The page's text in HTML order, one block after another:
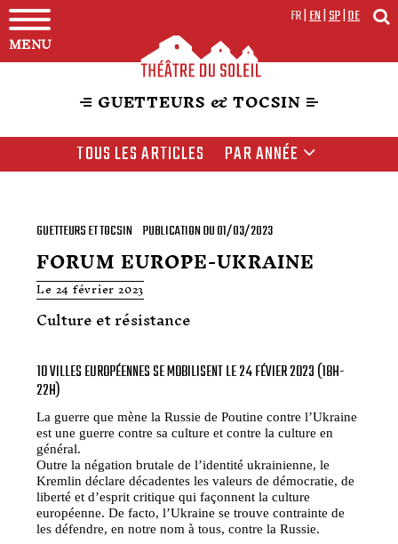
MENU
FR|EN|SP|DE
GUETTEURS & TOCSIN
TOUS LES ARTICLES PAR ANNÉE
GUETTEURS ET TOCSIN PUBLICATION DU 01/03/2023
FORUM EUROPE-UKRAINE
Le 24 février 2023
Culture et résistance
10 VILLES EUROPÉENNES SE MOBILISENT LE 24 FÉVIER 2023 (18H-
22H)
La guerre que mène la Russie de Poutine contre l’Ukraine
est une guerre contre sa culture et contre la culture en
général.
Outre la négation brutale de l’identité ukrainienne, le
Kremlin déclare décadentes les valeurs de démocratie, de
liberté et d’esprit critique qui façonnent la culture
européenne. De facto, l’Ukraine se trouve contrainte de
les défendre, en notre nom à tous, contre la Russie.